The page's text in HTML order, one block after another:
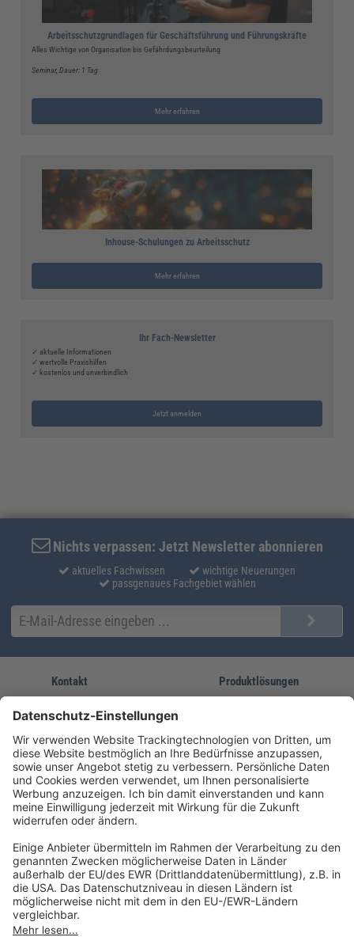
Arbeitsschutzgrundlagen für Geschäftsführung und Führungskräfte
Alles Wichtige von Organisation bis Gefährdungsbeurteilung
Seminar, Dauer: 1 Tag
Mehr erfahren
Inhouse-Schulungen zu Arbeitsschutz
Mehr erfahren
Ihr Fach-Newsletter
✓ aktuelle Informationen
✓ wertvolle Praxishilfen
✓ kostenlos und unverbindlich
Jetzt anmelden
Nichts verpassen: Jetzt Newsletter abonnieren
aktuelles Fachwissen
wichtige Neuerungen
passgenaues Fachgebiet wählen
Kontakt
service@forum-verlag.com
Mo-Do 07:30 - 17:00 Uhr
Fr 07:30 - 15:00 Uhr
Produktlösungen
Unsere Marken
Folgen Sie uns
Impressum